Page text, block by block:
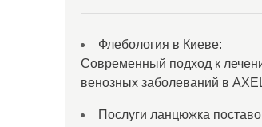
Флебология в Киеве:
Современный подход к
венозных заболеваний в
Послуги ланцюжка